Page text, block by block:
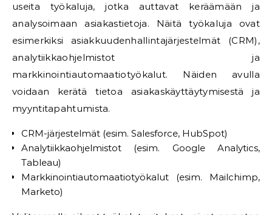
useita työkaluja, jotka auttavat keräämään ja
analysoimaan asiakastietoja. Näitä työkaluja ovat
esimerkiksi asiakkuudenhallintajärjestelmät (CRM),
analytiikkaohjelmistot ja
markkinointiautomaatiotyökalut. Näiden avulla
voidaan kerätä tietoa asiakaskäyttäytymisestä ja
myyntitapahtumista.
CRM-järjestelmät (esim. Salesforce, HubSpot)
Analytiikkaohjelmistot (esim. Google Analytics,
Tableau)
Markkinointiautomaatiotyökalut (esim. Mailchimp,
Marketo)